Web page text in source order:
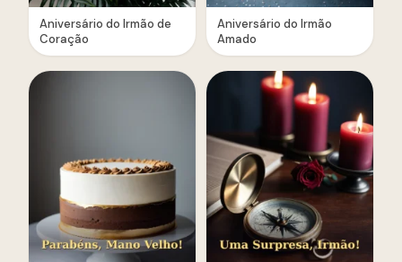
Aniversário do Irmão de
Coração
Aniversário do Irmão
Amado